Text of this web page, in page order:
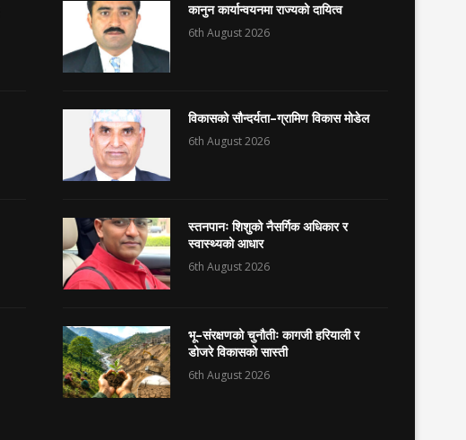
कानुन कार्यान्वयनमा राज्यको दायित्व
6th August 2026
विकासको सौन्दर्यता–ग्रामिण विकास मोडेल
6th August 2026
स्तनपानः शिशुको नैसर्गिक अधिकार र
स्वास्थ्यको आधार
6th August 2026
भू–संरक्षणको चुनौतीः कागजी हरियाली र
डोजरे विकासको सास्ती
6th August 2026